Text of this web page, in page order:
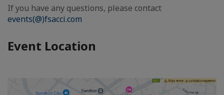
If you have any questions, please contact
events(@)fsacci.com
Event Location